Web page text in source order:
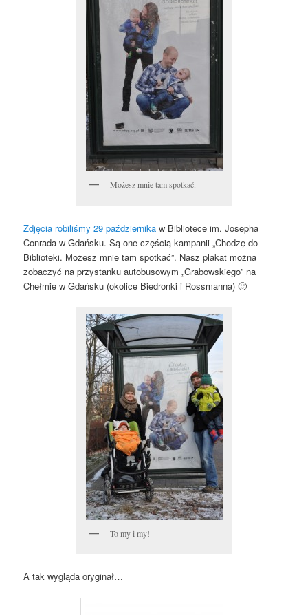
Możesz mnie tam spotkać.
Zdjęcia robiliśmy 29 października w Bibliotece im. Josepha
Conrada w Gdańsku. Są one częścią kampanii „Chodzę do
Biblioteki. Możesz mnie tam spotkać”. Nasz plakat można
zobaczyć na przystanku autobusowym „Grabowskiego” na
Chełmie w Gdańsku (okolice Biedronki i Rossmanna) 🙂
To my i my!
A tak wygląda oryginał…